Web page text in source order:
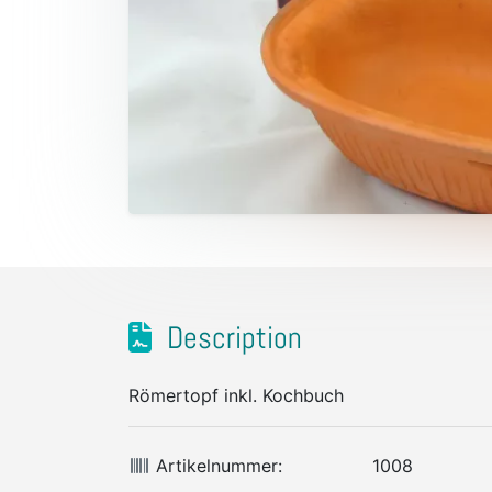
Description
Römertopf inkl. Kochbuch
Artikelnummer: 1008